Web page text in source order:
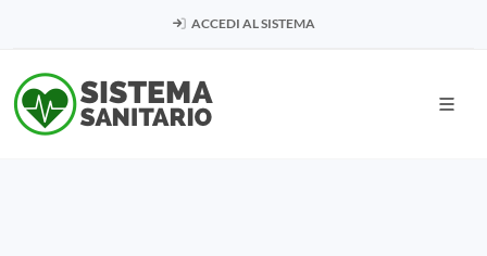
ACCEDI AL SISTEMA